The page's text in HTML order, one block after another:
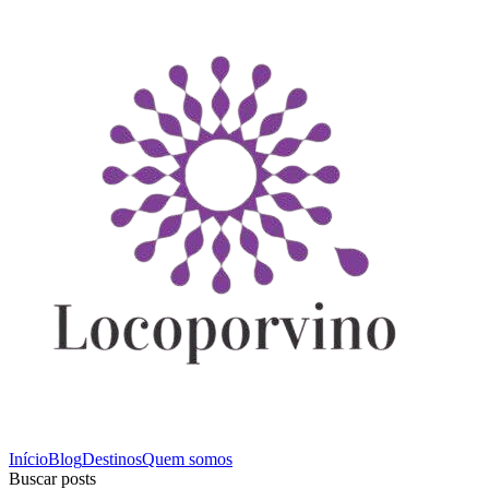
InícioBlogDestinosQuem somos
Buscar posts